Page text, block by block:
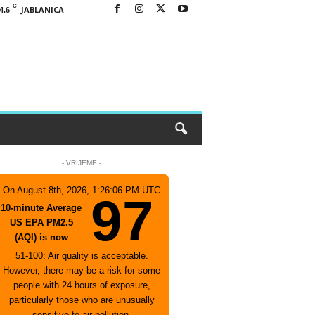
C JABLANICA
- VRIJEME -
On August 8th, 2026, 1:26:06 PM UTC
10-minute Average
US EPA PM2.5
(AQI) is now
97
51-100: Air quality is acceptable.
However, there may be a risk for some
people with 24 hours of exposure,
particularly those who are unusually